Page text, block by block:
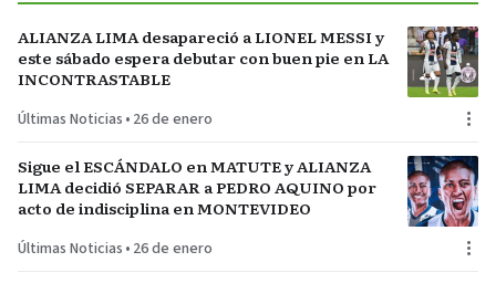
ALIANZA LIMA desapareció a LIONEL MESSI y
este sábado espera debutar con buen pie en LA
INCONTRASTABLE
Últimas Noticias • 26 de enero
Sigue el ESCÁNDALO en MATUTE y ALIANZA
LIMA decidió SEPARAR a PEDRO AQUINO por
acto de indisciplina en MONTEVIDEO
Últimas Noticias • 26 de enero